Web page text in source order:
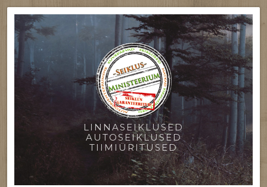
LINNASEIKLUSED
AUTOSEIKLUSED
TIIMIÜRITUSED